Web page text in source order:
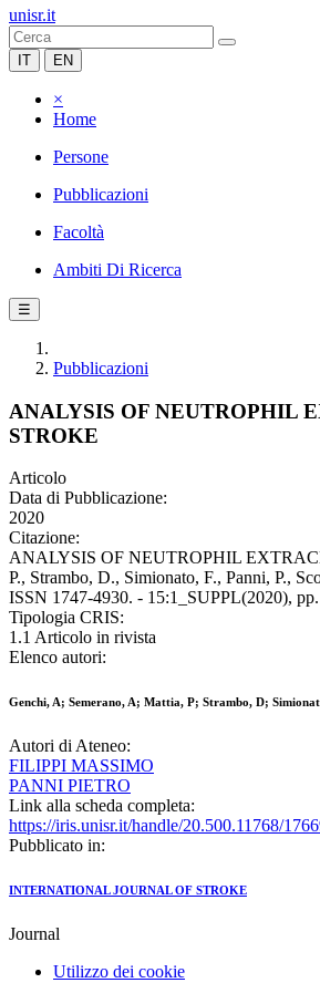
unisr.it
IT EN
×
Home
Persone
Pubblicazioni
Facoltà
Ambiti Di Ricerca
☰
Pubblicazioni
ANALYSIS OF NEUTROPHIL
STROKE
Articolo
Data di Pubblicazione:
2020
Citazione:
ANALYSIS OF NEUTROPHIL
P., Strambo, D., Simionato, F., Panni, P.,
ISSN 1747-4930. - 15:1_SUPPL(2020),
Tipologia CRIS:
1.1 Articolo in rivista
Elenco autori:
Genchi, A; Semerano, A; Mattia, P; Strambo, D;
Autori di Ateneo:
FILIPPI MASSIMO
PANNI PIETRO
Link alla scheda completa:
https://iris.unisr.it/handle/20.500.11768/
Pubblicato in:
INTERNATIONAL JOURNAL OF STROKE
Journal
Utilizzo dei cookie